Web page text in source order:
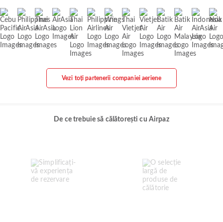
Vezi toți partenerii companiei aeriene
De ce trebuie să călătorești cu Airpaz